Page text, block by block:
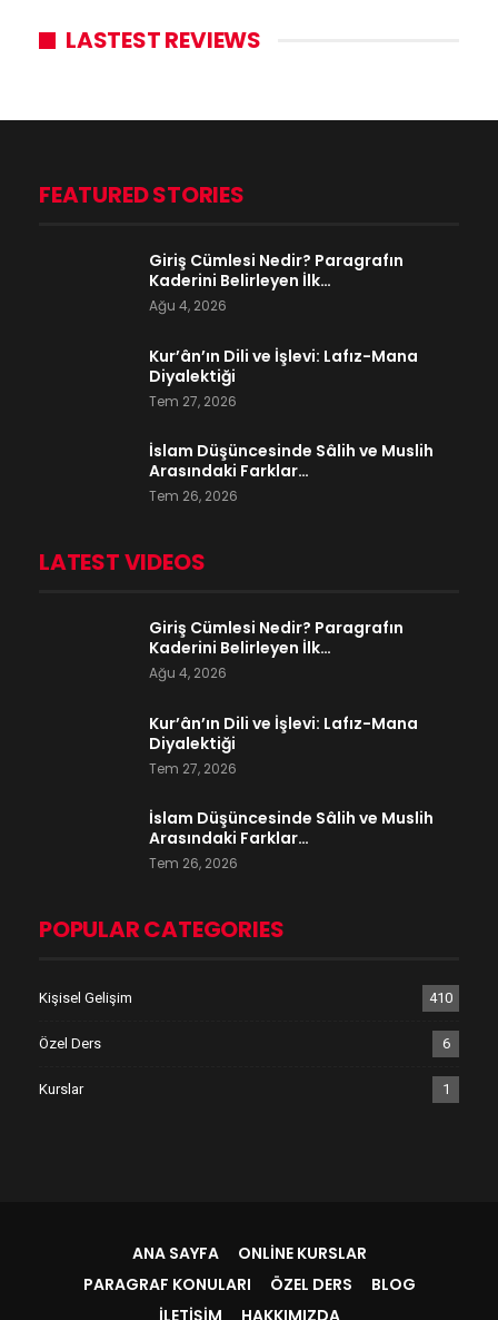
LASTEST REVIEWS
FEATURED STORIES
Giriş Cümlesi Nedir? Paragrafın
Kaderini Belirleyen İlk…
Ağu 4, 2026
Kur’ân’ın Dili ve İşlevi: Lafız-Mana
Diyalektiği
Tem 27, 2026
İslam Düşüncesinde Sâlih ve Muslih
Arasındaki Farklar…
Tem 26, 2026
LATEST VIDEOS
Giriş Cümlesi Nedir? Paragrafın
Kaderini Belirleyen İlk…
Ağu 4, 2026
Kur’ân’ın Dili ve İşlevi: Lafız-Mana
Diyalektiği
Tem 27, 2026
İslam Düşüncesinde Sâlih ve Muslih
Arasındaki Farklar…
Tem 26, 2026
POPULAR CATEGORIES
Kişisel Gelişim 410
Özel Ders 6
Kurslar 1
ANA SAYFA
ONLINE KURSLAR
PARAGRAF KONULARI
ÖZEL DERS
BLOG